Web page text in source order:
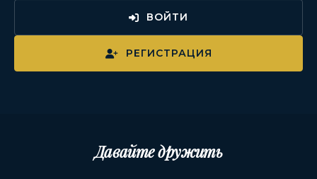
ВОЙТИ
РЕГИСТРАЦИЯ
Давайте дружить